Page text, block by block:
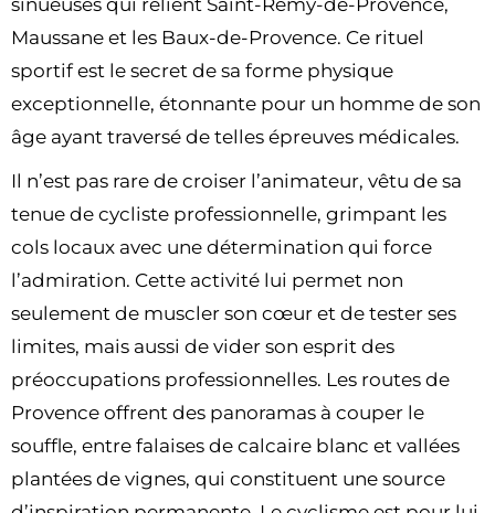
sinueuses qui relient Saint-Rémy-de-Provence,
Maussane et les Baux-de-Provence. Ce rituel
sportif est le secret de sa forme physique
exceptionnelle, étonnante pour un homme de son
âge ayant traversé de telles épreuves médicales.
Il n’est pas rare de croiser l’animateur, vêtu de sa
tenue de cycliste professionnelle, grimpant les
cols locaux avec une détermination qui force
l’admiration. Cette activité lui permet non
seulement de muscler son cœur et de tester ses
limites, mais aussi de vider son esprit des
préoccupations professionnelles. Les routes de
Provence offrent des panoramas à couper le
souffle, entre falaises de calcaire blanc et vallées
plantées de vignes, qui constituent une source